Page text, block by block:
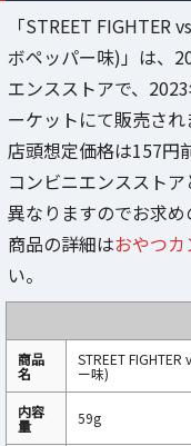
「STREET FIGHTER
ボペッパー味)」は、
エンスストアで、
ーケットにて販売され
店頭想定価格は157円
コンビニエンススト
異なりますのでお求め
商品の詳細はおやつ
い。
商品
名
STREET
ー味)
内容
量 59g